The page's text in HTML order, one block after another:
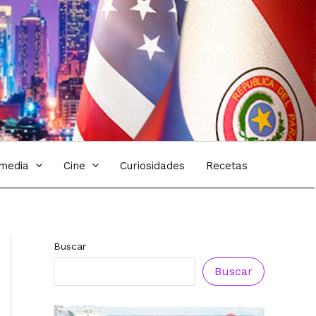
Cine Curiosidades Recetas
Buscar
Buscar